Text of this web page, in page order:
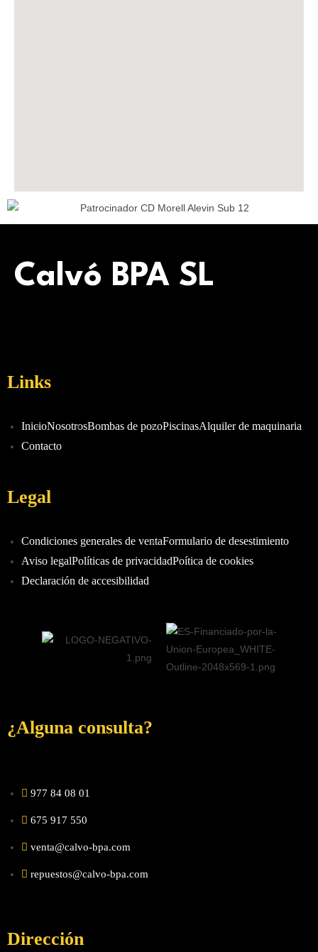
Calvó BPA SL
Links
InicioNosotrosBombas de pozoPiscinasAlquiler de maquinaria
Contacto
Legal
Condiciones generales de ventaFormulario de desestimiento
Aviso legalPolíticas de privacidadPoítica de cookies
Declaración de accesibilidad
¿Alguna consulta?
977 84 08 01
675 917 550
venta@calvo-bpa.com
repuestos@calvo-bpa.com
Dirección